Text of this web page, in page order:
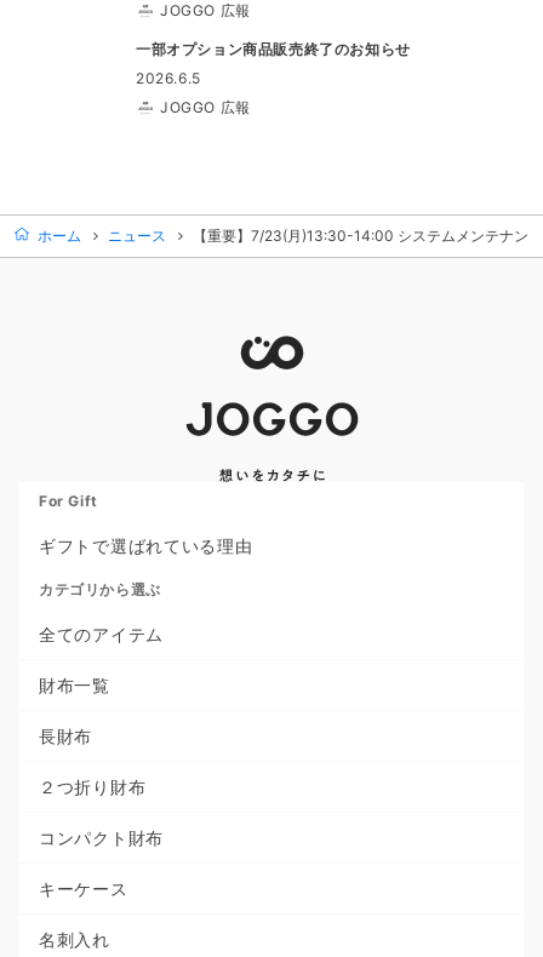
JOGGO 広報
一部オプション商品販売終了のお知らせ
2026.6.5
JOGGO 広報
ホーム ニュース 【重要】7/23(月)13:30-14:00 システムメンテナンス
For Gift
ギフトで選ばれている理由
カテゴリから選ぶ
全てのアイテム
財布一覧
長財布
２つ折り財布
コンパクト財布
キーケース
名刺入れ